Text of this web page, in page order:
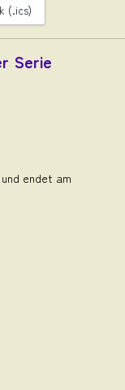
(.ics)
Serie
endet am